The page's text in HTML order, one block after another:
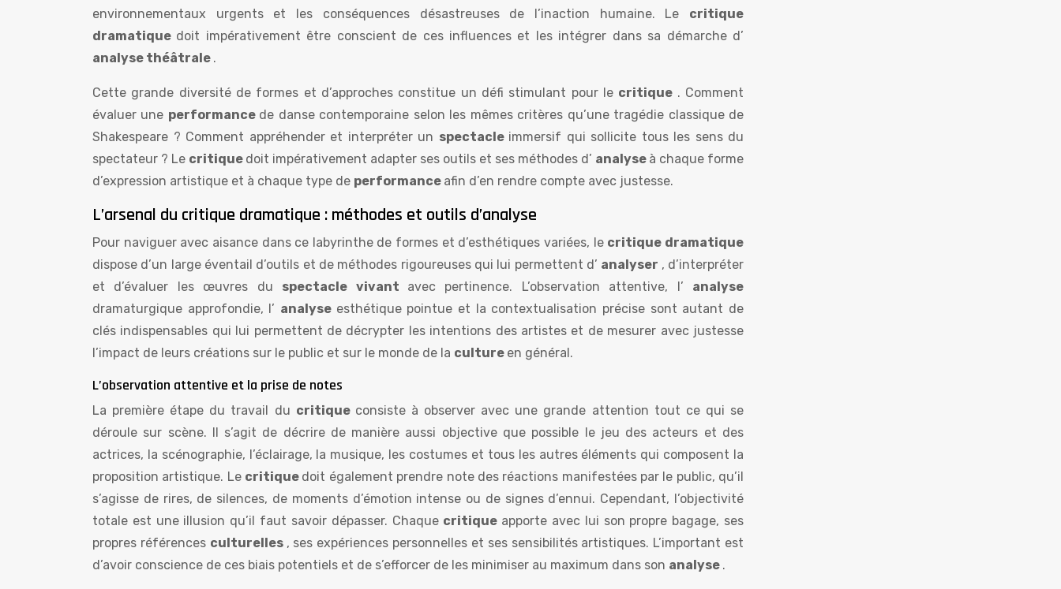
environnementaux urgents et les conséquences désastreuses de l’inaction humaine. Le critique
dramatique doit impérativement être conscient de ces influences et les intégrer dans sa démarche d’
analyse théâtrale .
Cette grande diversité de formes et d’approches constitue un défi stimulant pour le critique . Comment
évaluer une performance de danse contemporaine selon les mêmes critères qu’une tragédie classique de
Shakespeare ? Comment appréhender et interpréter un spectacle immersif qui sollicite tous les sens du
spectateur ? Le critique doit impérativement adapter ses outils et ses méthodes d’ analyse à chaque forme
d’expression artistique et à chaque type de performance afin d’en rendre compte avec justesse.
L’arsenal du critique dramatique : méthodes et outils d’analyse
Pour naviguer avec aisance dans ce labyrinthe de formes et d’esthétiques variées, le critique dramatique
dispose d’un large éventail d’outils et de méthodes rigoureuses qui lui permettent d’ analyser , d’interpréter
et d’évaluer les œuvres du spectacle vivant avec pertinence. L’observation attentive, l’ analyse
dramaturgique approfondie, l’ analyse esthétique pointue et la contextualisation précise sont autant de
clés indispensables qui lui permettent de décrypter les intentions des artistes et de mesurer avec justesse
l’impact de leurs créations sur le public et sur le monde de la culture en général.
L’observation attentive et la prise de notes
La première étape du travail du critique consiste à observer avec une grande attention tout ce qui se
déroule sur scène. Il s’agit de décrire de manière aussi objective que possible le jeu des acteurs et des
actrices, la scénographie, l’éclairage, la musique, les costumes et tous les autres éléments qui composent la
proposition artistique. Le critique doit également prendre note des réactions manifestées par le public, qu’il
s’agisse de rires, de silences, de moments d’émotion intense ou de signes d’ennui. Cependant, l’objectivité
totale est une illusion qu’il faut savoir dépasser. Chaque critique apporte avec lui son propre bagage, ses
propres références culturelles , ses expériences personnelles et ses sensibilités artistiques. L’important est
d’avoir conscience de ces biais potentiels et de s’efforcer de les minimiser au maximum dans son analyse .